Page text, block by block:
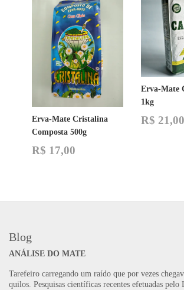
Erva-Mate Cristalina
Composta 500g
R$ 17,00
Erva-Mate
1kg
R$ 21,00
Blog
ANÁLISE DO MATE
Tarefeiro carregando um raído que por vezes
quilos. Pesquisas científicas recentes efetuadas